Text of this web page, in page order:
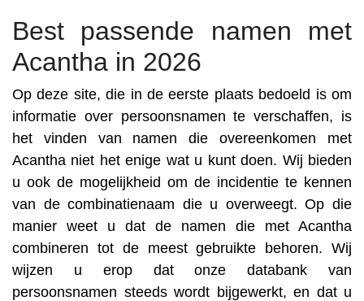
Best passende namen met
Acantha in 2026
Op deze site, die in de eerste plaats bedoeld is om
informatie over persoonsnamen te verschaffen, is
het vinden van namen die overeenkomen met
Acantha niet het enige wat u kunt doen. Wij bieden
u ook de mogelijkheid om de incidentie te kennen
van de combinatienaam die u overweegt. Op die
manier weet u dat de namen die met Acantha
combineren tot de meest gebruikte behoren. Wij
wijzen u erop dat onze databank van
persoonsnamen steeds wordt bijgewerkt, en dat u